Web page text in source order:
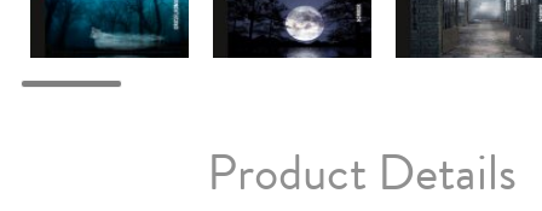
Product Details